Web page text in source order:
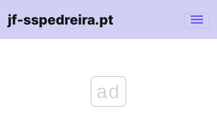
jf-sspedreira.pt
ad